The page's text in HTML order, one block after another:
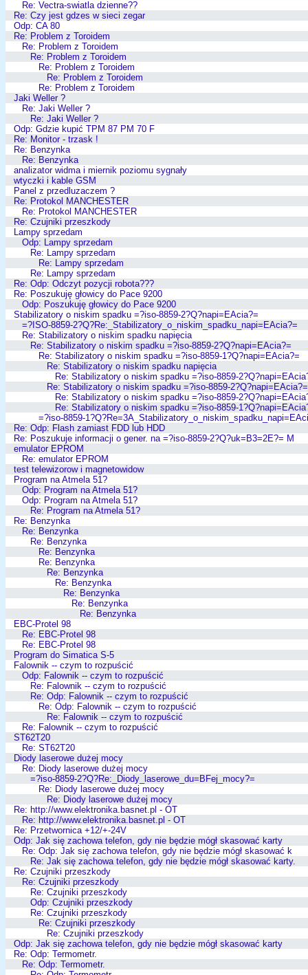
Re: Vectra-swiatla dzienne??
Re: Czy jest gdzes w sieci zegar
Odp: CA 80
Re: Problem z Toroidem
Re: Problem z Toroidem
Re: Problem z Toroidem
Re: Problem z Toroidem
Re: Problem z Toroidem
Re: Problem z Toroidem
Jaki Weller ?
Re: Jaki Weller ?
Re: Jaki Weller ?
Odp: Gdzie kupić TPM 87 PM 70 F
Re: Monitor - trzask !
Re: Benzynka
Re: Benzynka
analizator widma i miernik poziomu sygnały
wtyczki i kable GSM
Panel z przedluzaczem ?
Re: Protokol MANCHESTER
Re: Protokol MANCHESTER
Re: Czujniki przeszkody
Lampy sprzedam
Odp: Lampy sprzedam
Re: Lampy sprzedam
Re: Lampy sprzedam
Re: Lampy sprzedam
Re: Odp: Odczyt pozycji robota???
Re: Poszukuję głowicy do Pace 9200
Odp: Poszukuję głowicy do Pace 9200
Stabilizatory o niskim spadku =?iso-8859-2?Q?napi=EAcia?=
=?ISO-8859-2?Q?Re:_Stabilizatory_o_niskim_spadku_napi=EAcia?=
Re: Stabilizatory o niskim spadku napięcia
Re: Stabilizatory o niskim spadku =?iso-8859-2?Q?napi=EAcia?=
Re: Stabilizatory o niskim spadku =?iso-8859-1?Q?napi=EAcia?=
Re: Stabilizatory o niskim spadku napięcia
Re: Stabilizatory o niskim spadku =?iso-8859-
Re: Stabilizatory o niskim spadku =?iso-8859-2?Q?napi=EAcia?=
Re: Stabilizatory o niskim spadku =?iso-8859-
Re: Stabilizatory o niskim spadku =?iso-8859-
=?iso-8859-
Re: Odp: Flash zamiast FDD lub HDD
Re: Poszukuje informacji o gener. na =?iso-8859-2?Q?uk=B3=2E?= M
emulator EPROM
Re: emulator EPROM
test telewizorow i magnetowidow
Program na Atmela 51?
Odp: Program na Atmela 51?
Odp: Program na Atmela 51?
Re: Program na Atmela 51?
Re: Benzynka
Re: Benzynka
Re: Benzynka
Re: Benzynka
Re: Benzynka
Re: Benzynka
Re: Benzynka
Re: Benzynka
Re: Benzynka
Re: Benzynka
EBC-Protel 98
Re: EBC-Protel 98
Re: EBC-Protel 98
Program do Simatica S-5
Falownik -- czym to rozpuścić
Odp: Falownik -- czym to rozpuścić
Re: Falownik -- czym to rozpuścić
Re: Odp: Falownik -- czym to rozpuścić
Re: Odp: Falownik -- czym to rozpuścić
Re: Falownik -- czym to rozpuścić
Re: Falownik -- czym to rozpuścić
ST62T20
Re: ST62T20
Diody laserowe dużej mocy
Re: Diody laserowe dużej mocy
=?iso-8859-2?Q?Re:_Diody_laserowe_du=BFej_mocy?=
Re: Diody laserowe dużej mocy
Re: Diody laserowe dużej mocy
Re: http://www.elektronika.basnet.pl - OT
Re: http://www.elektronika.basnet.pl - OT
Re: Przetwornica +12/+-24V
Odp: Jak się zachowa telefon, gdy nie będzie mógł skasować karty
Re: Odp: Jak się zachowa telefon, gdy nie będzie mógł skasować k
Re: Jak się zachowa telefon, gdy nie będzie mógł skasować karty.
Re: Czujniki przeszkody
Re: Czujniki przeszkody
Re: Czujniki przeszkody
Odp: Czujniki przeszkody
Re: Czujniki przeszkody
Re: Czujniki przeszkody
Re: Czujniki przeszkody
Odp: Jak się zachowa telefon, gdy nie będzie mógł skasować karty
Re: Odp: Termometr.
Re: Odp: Termometr.